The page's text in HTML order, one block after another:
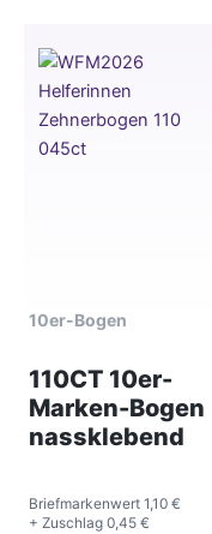
10er-Bogen
110CT 10er-
Marken-Bogen
nassklebend
Briefmarkenwert 1,10 €
+ Zuschlag 0,45 €